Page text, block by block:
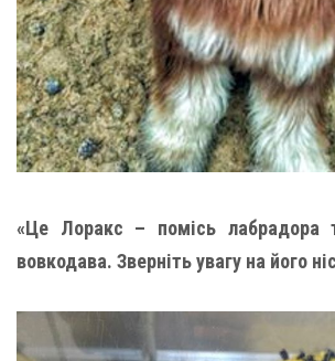
«Це Лоракс – помісь лабрадора
вовкодава. Зверніть увагу на його